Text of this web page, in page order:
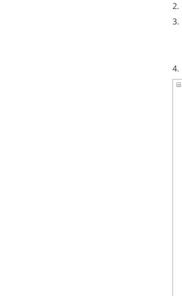
2.
3.
4.